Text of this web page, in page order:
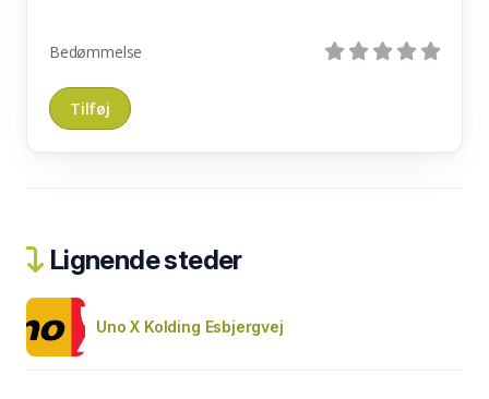
Bedømmelse
Lignende steder
Uno X Kolding Esbjergvej